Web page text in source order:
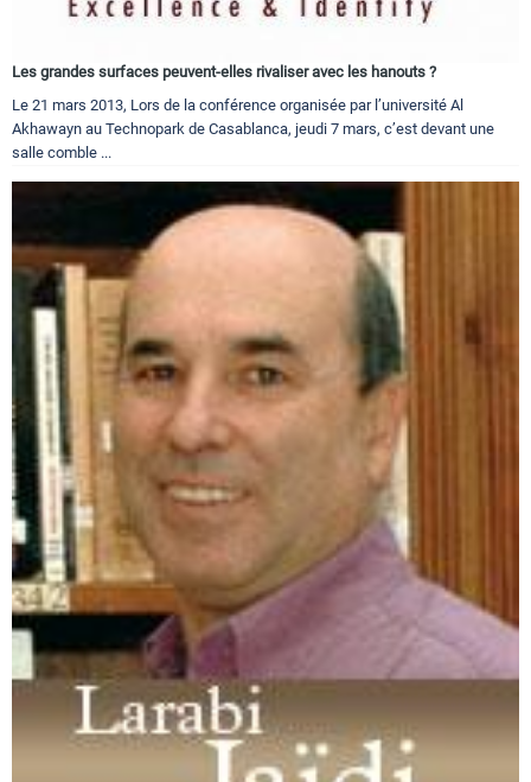
Les grandes surfaces peuvent-elles rivaliser avec les hanouts ?
Le 21 mars 2013, Lors de la conférence organisée par l’université Al
Akhawayn au Technopark de Casablanca, jeudi 7 mars, c’est devant une
salle comble ...